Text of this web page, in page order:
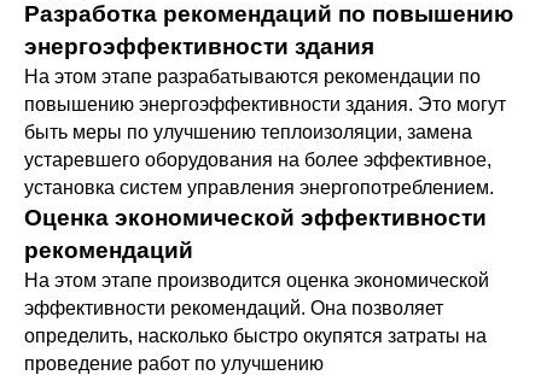
Разработка рекомендаций по повышению
энергоэффективности здания
На этом этапе разрабатываются рекомендации по
повышению энергоэффективности здания. Это могут
быть меры по улучшению теплоизоляции, замена
устаревшего оборудования на более эффективное,
установка систем управления энергопотреблением.
Оценка экономической эффективности
рекомендаций
На этом этапе производится оценка экономической
эффективности рекомендаций. Она позволяет
определить, насколько быстро окупятся затраты на
проведение работ по улучшению